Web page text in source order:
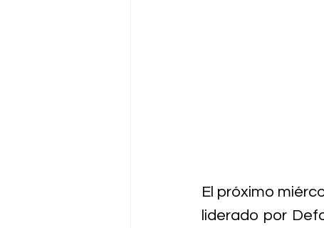
El próximo
liderado por